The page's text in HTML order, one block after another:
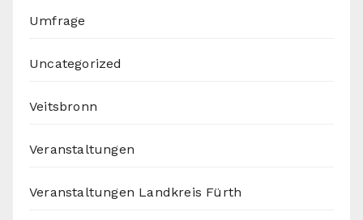
Umfrage
Uncategorized
Veitsbronn
Veranstaltungen
Veranstaltungen Landkreis Fürth